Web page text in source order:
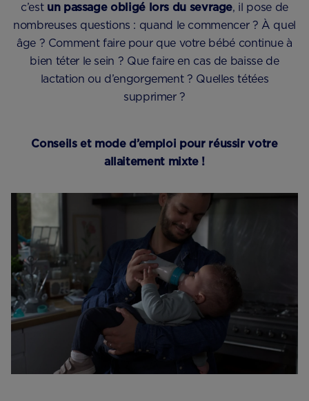
c’est un passage obligé lors du sevrage, il pose de
nombreuses questions : quand le commencer ? À quel
âge ? Comment faire pour que votre bébé continue à
bien téter le sein ? Que faire en cas de baisse de
lactation ou d’engorgement ? Quelles tétées
supprimer ?
Conseils et mode d’emploi pour réussir votre
allaitement mixte !